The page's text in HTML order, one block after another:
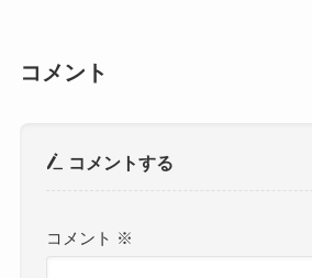
コメント
コメントする
コメント ※